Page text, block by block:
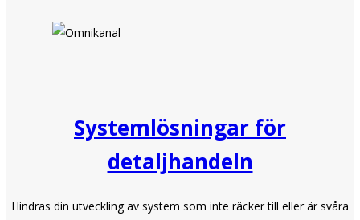
Systemlösningar för
detaljhandeln
Hindras din utveckling av system som inte räcker till eller är svåra